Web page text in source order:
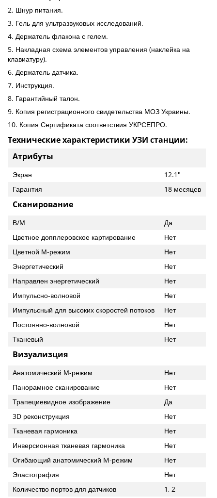
2. Шнур питания.
3. Гель для ультразвуковых исследований.
4. Держатель флакона с гелем.
5. Накладная схема элементов управления (наклейка на
клавиатуру).
6. Держатель датчика.
7. Инструкция.
8. Гарантийный талон.
9. Копия регистрационного свидетельства МОЗ Украины.
10. Копия Сертификата соответствия УКРСЕПРО.
Технические характеристики УЗИ станции:
Атрибуты
Экран
12.1"
Гарантия
18 месяцев
Сканирование
В/М
Да
Цветное допплеровское картирование
Нет
Цветной М-режим
Нет
Энергетический
Нет
Направлен энергетический
Нет
Импульсно-волновой
Нет
Импульсный для высоких скоростей потоков
Нет
Постоянно-волновой
Нет
Тканевый
Нет
Визуализция
Анатомический М-режим
Нет
Панорамное сканирование
Нет
Трапециевидное изображение
Да
3D реконструкция
Нет
Тканевая гармоника
Нет
Инверсионная тканевая гармоника
Нет
Огибающий анатомический M-режим
Нет
Эластография
Нет
Количество портов для датчиков
1, 2